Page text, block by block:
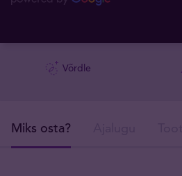
Võrdle
Miks osta?